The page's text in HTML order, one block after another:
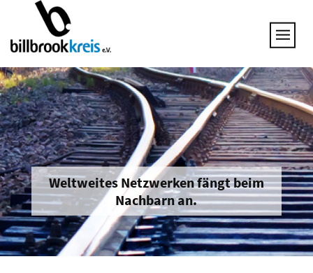
Weltweites Netzwerken fängt beim
Nachbarn an.
UNSERE THEMEN
25 JAHRE NETZWERK
GESPRÄCHSKREISE
UNTERNEHMEN & BRANCHEN
JOB & QUALIFIZIERUNG
BRANCHENINFOS
MITGLIED WERDEN